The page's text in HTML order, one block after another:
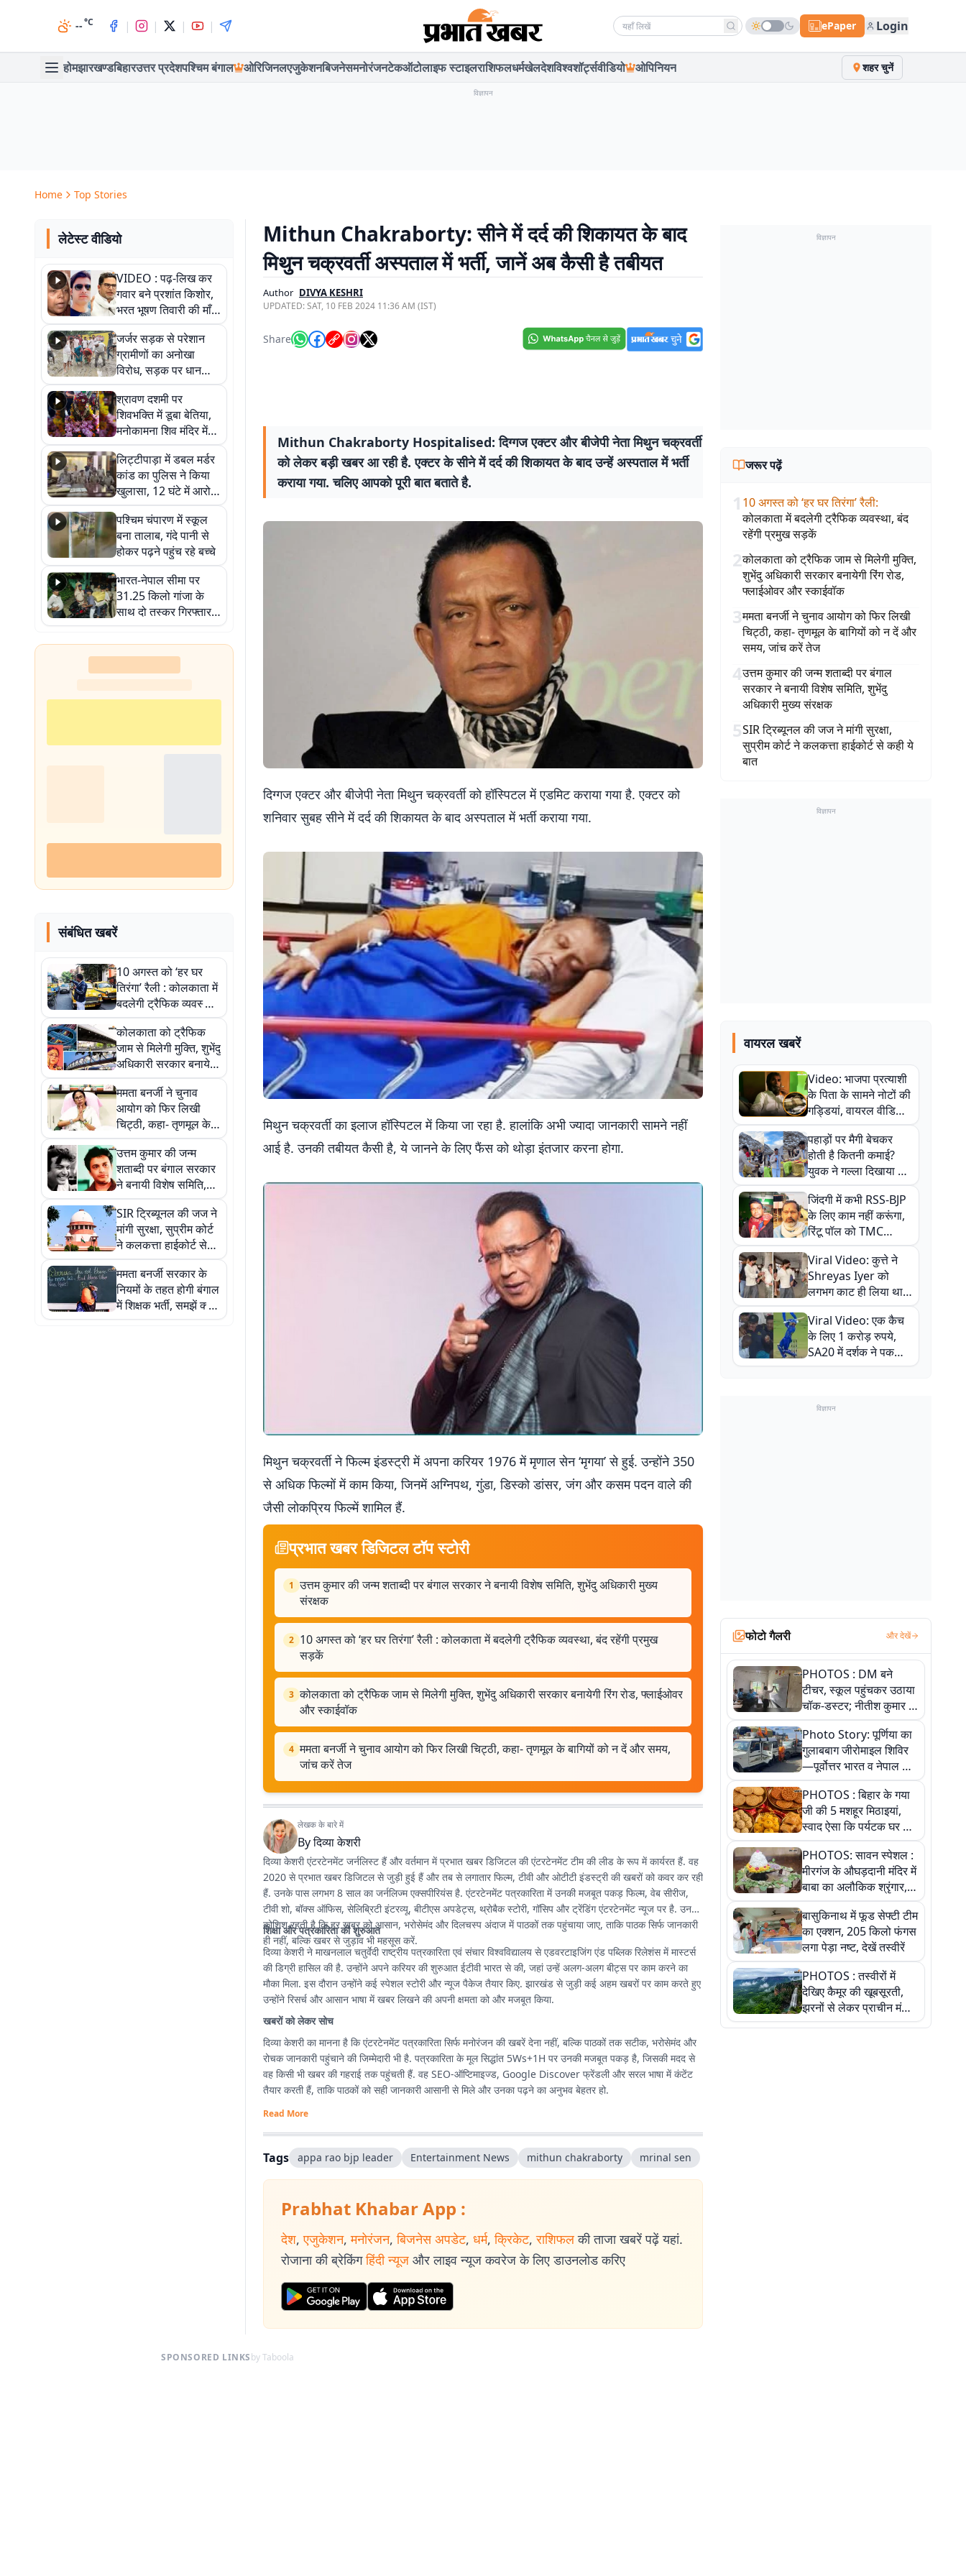
--°C | | | | Search news ePaper Login
होमझारखण्डबिहारउत्तर प्रदेशपश्चिम बंगाल ओरिजिनलएजुकेशनबिजनेसमनोरंजनटेकऑटोलाइफ स्टाइलराशिफलधर्मखेलदेशविश्वशॉर्ट्सवीडियो ओपिनियन शहर चुनें
विज्ञापन
Home Top Stories
लेटेस्ट वीडियो
VIDEO : पढ़-लिख कर
गवार बने प्रशांत किशोर,
भरत भूषण तिवारी की माँ ने
कहा नहीं थी उम्मीद, बेटा
था तो किसी को बोलने की
नहीं थी हिम्मत
जर्जर सड़क से परेशान
ग्रामीणों का अनोखा
विरोध, सड़क पर धान
रोपकर और खाद डालकर
जताया आक्रोश
श्रावण दशमी पर
शिवभक्ति में डूबा बेतिया,
मनोकामना शिव मंदिर में
हुआ भव्य श्रृंगार
लिट्टीपाड़ा में डबल मर्डर
कांड का पुलिस ने किया
खुलासा, 12 घंटे में आरोपी
गिरफ्तार
पश्चिम चंपारण में स्कूल
बना तालाब, गंदे पानी से
होकर पढ़ने पहुंच रहे बच्चे
भारत-नेपाल सीमा पर
31.25 किलो गांजा के
साथ दो तस्कर गिरफ्तार,
नेपाली नंबर की बाइक
जब्त
संबंधित खबरें
10 अगस्त को ‘हर घर
तिरंगा’ रैली : कोलकाता में
बदलेगी ट्रैफिक व्यवस्था,
बंद रहेंगी प्रमुख सड़कें
कोलकाता को ट्रैफिक
जाम से मिलेगी मुक्ति, शुभेंदु
अधिकारी सरकार बनायेगी
रिंग रोड, फ्लाईओवर और
स्काईवॉक
ममता बनर्जी ने चुनाव
आयोग को फिर लिखी
चिट्ठी, कहा- तृणमूल के
बागियों को न दें और समय,
जांच करें तेज
उत्तम कुमार की जन्म
शताब्दी पर बंगाल सरकार
ने बनायी विशेष समिति,
शुभेंदु अधिकारी मुख्य
संरक्षक
SIR ट्रिब्यूनल की जज ने
मांगी सुरक्षा, सुप्रीम कोर्ट
ने कलकत्ता हाईकोर्ट से
कही ये बात
ममता बनर्जी सरकार के
नियमों के तहत होगी बंगाल
में शिक्षक भर्ती, समझें क्या
है एसएससी विवाद
Mithun Chakraborty: सीने में दर्द की शिकायत के बाद
मिथुन चक्रवर्ती अस्पताल में भर्ती, जानें अब कैसी है तबीयत
Author DIVYA KESHRI
UPDATED:SAT, 10 FEB 2024 11:36 AM (IST)
Share
Mithun Chakraborty Hospitalised: दिग्गज एक्टर और बीजेपी नेता मिथुन चक्रवर्ती
को लेकर बड़ी खबर आ रही है. एक्टर के सीने में दर्द की शिकायत के बाद उन्हें अस्पताल में भर्ती
कराया गया. चलिए आपको पूरी बात बताते है.
दिग्गज एक्टर और बीजेपी नेता मिथुन चक्रवर्ती को हॉस्पिटल में एडमिट कराया गया है. एक्टर को
शनिवार सुबह सीने में दर्द की शिकायत के बाद अस्पताल में भर्ती कराया गया.
मिथुन चक्रवर्ती का इलाज हॉस्पिटल में किया जा रहा है. हालांकि अभी ज्यादा जानकारी सामने नहीं
आई है. उनकी तबीयत कैसी है, ये जानने के लिए फैंस को थोड़ा इंतजार करना होगा.
मिथुन चक्रवर्ती ने फिल्म इंडस्ट्री में अपना करियर 1976 में मृणाल सेन ‘मृगया’ से हुई. उन्होंने 350
से अधिक फिल्मों में काम किया, जिनमें अग्निपथ, गुंडा, डिस्को डांसर, जंग और कसम पदन वाले की
जैसी लोकप्रिय फिल्में शामिल हैं.
प्रभात खबर डिजिटल टॉप स्टोरी
1 उत्तम कुमार की जन्म शताब्दी पर बंगाल सरकार ने बनायी विशेष समिति, शुभेंदु अधिकारी मुख्य
संरक्षक
2 10 अगस्त को ‘हर घर तिरंगा’ रैली : कोलकाता में बदलेगी ट्रैफिक व्यवस्था, बंद रहेंगी प्रमुख
सड़कें
3 कोलकाता को ट्रैफिक जाम से मिलेगी मुक्ति, शुभेंदु अधिकारी सरकार बनायेगी रिंग रोड, फ्लाईओवर
और स्काईवॉक
4 ममता बनर्जी ने चुनाव आयोग को फिर लिखी चिट्ठी, कहा- तृणमूल के बागियों को न दें और समय,
जांच करें तेज
लेखक के बारे में
Byदिव्या केशरी
दिव्या केशरी एंटरटेनमेंट जर्नलिस्ट हैं और वर्तमान में प्रभात खबर डिजिटल की एंटरटेनमेंट टीम की लीड के रूप में कार्यरत हैं. वह
2020 से प्रभात खबर डिजिटल से जुड़ी हुई हैं और तब से लगातार फिल्म, टीवी और ओटीटी इंडस्ट्री की खबरों को कवर कर रही
हैं. उनके पास लगभग 8 साल का जर्नलिज्म एक्सपीरियंस है. एंटरटेनमेंट पत्रकारिता में उनकी मजबूत पकड़ फिल्म, वेब सीरीज,
टीवी शो, बॉक्स ऑफिस, सेलिब्रिटी इंटरव्यू, बीटीएस अपडेट्स, थ्रोबैक स्टोरी, गॉसिप और ट्रेंडिंग एंटरटेनमेंट न्यूज पर है. उनकी
कोशिश रहती है कि हर खबर को आसान, भरोसेमंद और दिलचस्प अंदाज में पाठकों तक पहुंचाया जाए, ताकि पाठक सिर्फ जानकारी
ही नहीं, बल्कि खबर से जुड़ाव भी महसूस करें.
शिक्षा और पत्रकारिता की शुरुआत
दिव्या केशरी ने माखनलाल चतुर्वेदी राष्ट्रीय पत्रकारिता एवं संचार विश्वविद्यालय से एडवरटाइजिंग एंड पब्लिक रिलेशंस में मास्टर्स
की डिग्री हासिल की है. उन्होंने अपने करियर की शुरुआत ईटीवी भारत से की, जहां उन्हें अलग-अलग बीट्स पर काम करने का
मौका मिला. इस दौरान उन्होंने कई स्पेशल स्टोरी और न्यूज पैकेज तैयार किए. झारखंड से जुड़ी कई अहम खबरों पर काम करते हुए
उन्होंने रिसर्च और आसान भाषा में खबर लिखने की अपनी क्षमता को और मजबूत किया.
खबरों को लेकर सोच
दिव्या केशरी का मानना है कि एंटरटेनमेंट पत्रकारिता सिर्फ मनोरंजन की खबरें देना नहीं, बल्कि पाठकों तक सटीक, भरोसेमंद और
रोचक जानकारी पहुंचाने की जिम्मेदारी भी है. पत्रकारिता के मूल सिद्धांत 5Ws+1H पर उनकी मजबूत पकड़ है, जिसकी मदद से
वह किसी भी खबर की गहराई तक पहुंचती हैं. वह SEO-ऑप्टिमाइज्ड, Google Discover फ्रेंडली और सरल भाषा में कंटेंट
तैयार करती हैं, ताकि पाठकों को सही जानकारी आसानी से मिले और उनका पढ़ने का अनुभव बेहतर हो.
Read More
Tags appa rao bjp leader Entertainment News mithun chakraborty mrinal sen
Prabhat Khabar App :
देश, एजुकेशन, मनोरंजन, बिजनेस अपडेट, धर्म, क्रिकेट, राशिफल की ताजा खबरें पढ़ें यहां.
रोजाना की ब्रेकिंग हिंदी न्यूज और लाइव न्यूज कवरेज के लिए डाउनलोड करिए
विज्ञापन
जरूर पढ़ें
1 10 अगस्त को ‘हर घर तिरंगा’ रैली:
कोलकाता में बदलेगी ट्रैफिक व्यवस्था, बंद
रहेंगी प्रमुख सड़कें
2कोलकाता को ट्रैफिक जाम से मिलेगी मुक्ति,
शुभेंदु अधिकारी सरकार बनायेगी रिंग रोड,
फ्लाईओवर और स्काईवॉक
3ममता बनर्जी ने चुनाव आयोग को फिर लिखी
चिट्ठी, कहा- तृणमूल के बागियों को न दें और
समय, जांच करें तेज
4उत्तम कुमार की जन्म शताब्दी पर बंगाल
सरकार ने बनायी विशेष समिति, शुभेंदु
अधिकारी मुख्य संरक्षक
5SIR ट्रिब्यूनल की जज ने मांगी सुरक्षा,
सुप्रीम कोर्ट ने कलकत्ता हाईकोर्ट से कही ये
बात
विज्ञापन
वायरल खबरें
Video: भाजपा प्रत्याशी
के पिता के सामने नोटों की
गड्डियां, वायरल वीडियो
से राजनीति में उबाल,
अजित महतो बोले- TMC
की गंदी चाल
पहाड़ों पर मैगी बेचकर
होती है कितनी कमाई?
युवक ने गल्ला दिखाया तो
नौकरी वालों के खड़े हो गए
कान
जिंदगी में कभी RSS-BJP
के लिए काम नहीं करूंगा,
रिंटू पॉल को TMC
ऑफिस में ले जाकर पीटा,
Video वायरल
Viral Video: कुत्ते ने
Shreyas Iyer को
लगभग काट ही लिया था,
न्यूजीलैंड सीरीज से पहले
बाल-बाल बचे
Viral Video: एक कैच
के लिए 1 करोड़ रुपये,
SA20 में दर्शक ने पकड़ा
एक हाथ से गजब का कैच
विज्ञापन
फोटो गैलरी और देखें
PHOTOS : DM बने
टीचर, स्कूल पहुंचकर उठाया
चॉक-डस्टर; नीतीश कुमार के
इस चहेते अधिकारी को
जानिए
Photo Story: पूर्णिया का
गुलाबबाग जीरोमाइल शिविर
—पूर्वोत्तर भारत व नेपाल के
कांवरियों का प्रमुख सेवा धाम
PHOTOS : बिहार के गया
जी की 5 मशहूर मिठाइयां,
स्वाद ऐसा कि पर्यटक घर ले
जाना नहीं भूलते, तस्वीरों में
देखें
PHOTOS: सावन स्पेशल :
मीरगंज के औघड़दानी मंदिर में
बाबा का अलौकिक श्रृंगार,
तस्वीरों में देखें महादेव के कई
मनमोहक स्वरूप
बासुकिनाथ में फूड सेफ्टी टीम
का एक्शन, 205 किलो फंगस
लगा पेड़ा नष्ट, देखें तस्वीरें
PHOTOS : तस्वीरों में
देखिए कैमूर की खूबसूरती,
झरनों से लेकर प्राचीन मंदिरों
तक प्रकृति और आस्था का
SPONSORED LINKSby Taboola